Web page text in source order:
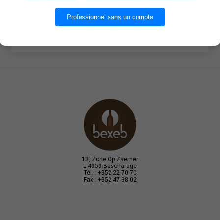
13, Zone Op Zaemer
L-4959 Bascharage
Tél. : +352 22 70 70
Fax : +352 47 38 02
OK
Professionnel sans un compte